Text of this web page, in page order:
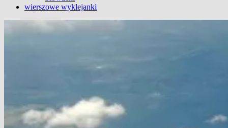
wierszowe wyklejanki